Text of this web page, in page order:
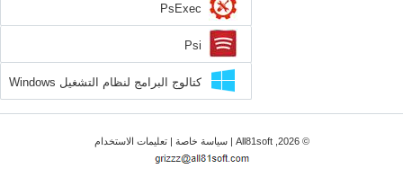
PsExec
Psi
كتالوج البرامج لنظام التشغيل Windows
8.1
© 2026, All81soft | سياسة خاصة|تعليمات الاستخدام